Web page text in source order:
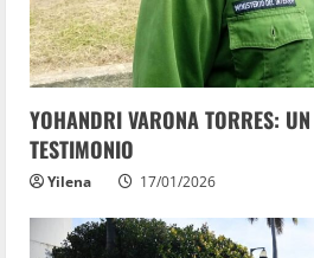
YOHANDRI VARONA TORRES:
TESTIMONIO
Yilena 17/01/2026